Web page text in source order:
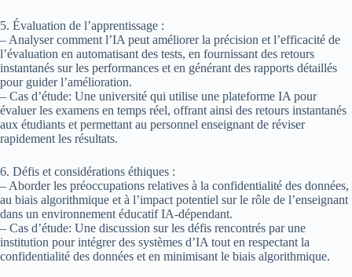
5. Évaluation de l’apprentissage :
– Analyser comment l’IA peut améliorer la précision et l’efficacité de
l’évaluation en automatisant des tests, en fournissant des retours
instantanés sur les performances et en générant des rapports détaillés
pour guider l’amélioration.
– Cas d’étude: Une université qui utilise une plateforme IA pour
évaluer les examens en temps réel, offrant ainsi des retours instantanés
aux étudiants et permettant au personnel enseignant de réviser
rapidement les résultats.
6. Défis et considérations éthiques :
– Aborder les préoccupations relatives à la confidentialité des données,
au biais algorithmique et à l’impact potentiel sur le rôle de l’enseignant
dans un environnement éducatif IA-dépendant.
– Cas d’étude: Une discussion sur les défis rencontrés par une
institution pour intégrer des systèmes d’IA tout en respectant la
confidentialité des données et en minimisant le biais algorithmique.